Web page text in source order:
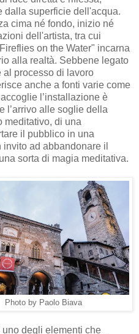
dalla superficie dell'acqua.
cima né fondo, inizio né
dell'artista, tra cui
on the Water" incarna
alla realtà. Sebbene legato
processo di lavoro
anche a fonti varie come
l’installazione è
l’arrivo alle soglie della
meditativo, di una
il pubblico in una
ad abbandonare il
sorta di magia meditativa.
Photo by Paolo Biava
degli elementi che